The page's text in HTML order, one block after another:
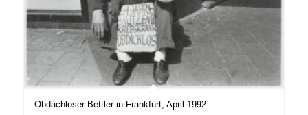
Obdachloser Bettler in Frankfurt, April 1992